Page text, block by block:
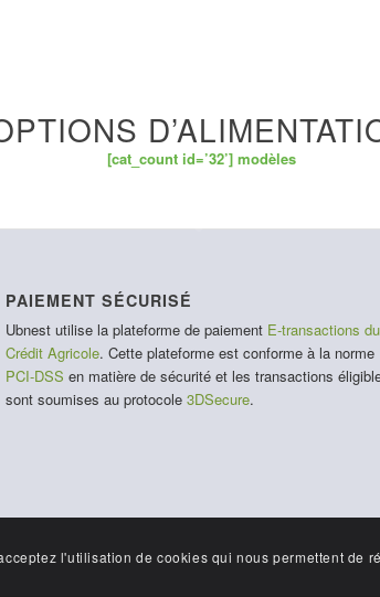
[cat_count id=’32’] modèles
PAIEMENT SÉCURISÉ
Ubnest utilise la plateforme de paiement E-transactions du
Crédit Agricole. Cette plateforme est conforme à la norme
PCI-DSS en matière de sécurité et les transactions
sont soumises au protocole 3DSecure.
l'utilisation de cookies qui nous permettent de